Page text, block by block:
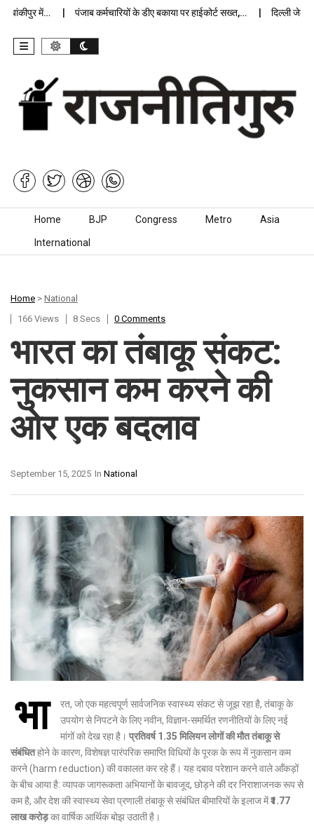
में… पंजाब कर्मचारियों के डीए बकाया पर हाईकोर्ट सख्त,… दिल्ली जेलों में
Skip to content
Home BJP Congress Metro Asia
International
Home > National
166 Views
8 Secs 0 Comments
भारत का तंबाकू संकट:
नुकसान कम करने की
ओर एक बदलाव
In National
September 15, 2025
भा
रत, जो एक महत्वपूर्ण सार्वजनिक स्वास्थ्य संकट से जूझ रहा है, तंबाकू के
उपयोग से निपटने के लिए नवीन, विज्ञान-समर्थित रणनीतियों के लिए नई
मांगों को देख रहा है। प्रतिवर्ष 1.35 मिलियन लोगों की मौत तंबाकू से
संबंधितहोने के कारण, विशेषज्ञ पारंपरिक समाप्ति विधियों के पूरक के रूप में नुकसान कम
करने (harm reduction) की वकालत कर रहे हैं। यह दबाव परेशान करने वाले आँकड़ों
के बीच आया है: व्यापक जागरूकता अभियानों के बावजूद, छोड़ने की दर निराशाजनक रूप से
कम है, और देश की स्वास्थ्य सेवा प्रणाली तंबाकू से संबंधित बीमारियों के इलाज में₹1.77
लाख करोड़का वार्षिक आर्थिक बोझ उठाती है।